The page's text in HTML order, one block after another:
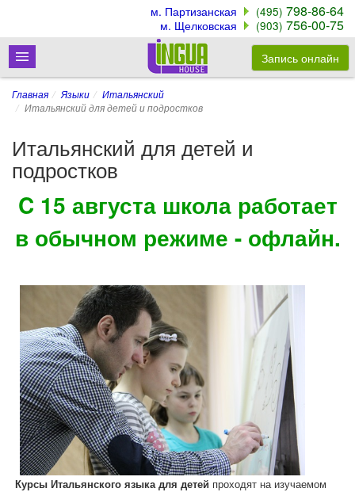
Главная Языки
Итальянский
Итальянский для детей и подростков
Итальянский для детей и
подростков
C 15 августа школа работает
в обычном режиме - офлайн.
Курсы Итальянского языка для детей проходят на изучаемом
Запись онлайн
м. Партизанская (495) 798-86-64
м. Щелковская (903) 756-00-75